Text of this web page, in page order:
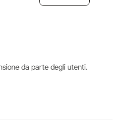
da parte degli utenti.